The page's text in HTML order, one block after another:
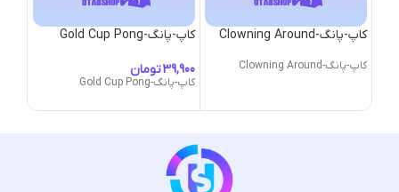
کاپ-پانگ-Clowning Around
کاپ-پانگ-Clowning Around
کاپ-پانگ-Gold Cup Pong
تومان
کاپ-پانگ-Gold Cup Pong